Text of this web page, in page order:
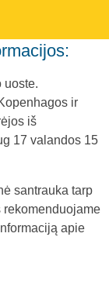
uoste.
ir
iš
17 valandos 15
santrauka tarp
rekomenduojame
apie